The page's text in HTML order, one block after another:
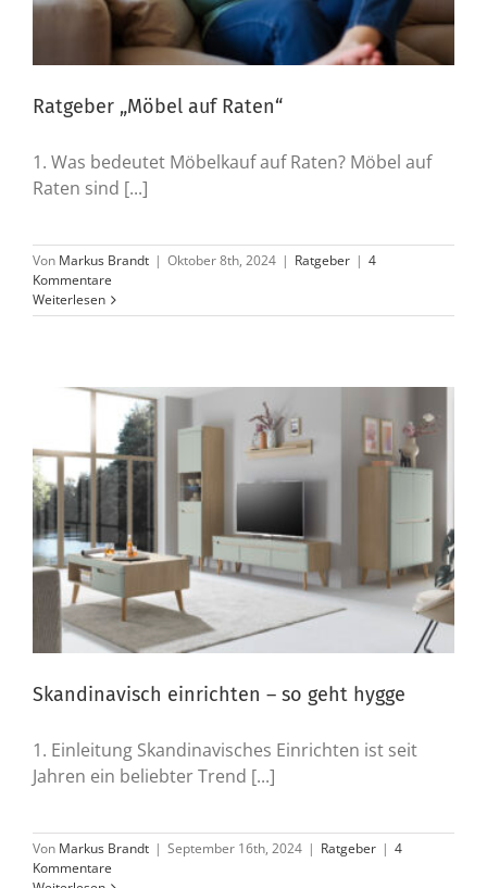
Ratgeber „Möbel auf Raten“
1. Was bedeutet Möbelkauf auf Raten? Möbel auf
Raten sind [...]
Von Markus Brandt | Oktober 8th, 2024 | Ratgeber | 4
Kommentare
Weiterlesen
Skandinavisch einrichten – so geht hygge
1. Einleitung Skandinavisches Einrichten ist seit
Jahren ein beliebter Trend [...]
Von Markus Brandt | September 16th, 2024 | Ratgeber | 4
Kommentare